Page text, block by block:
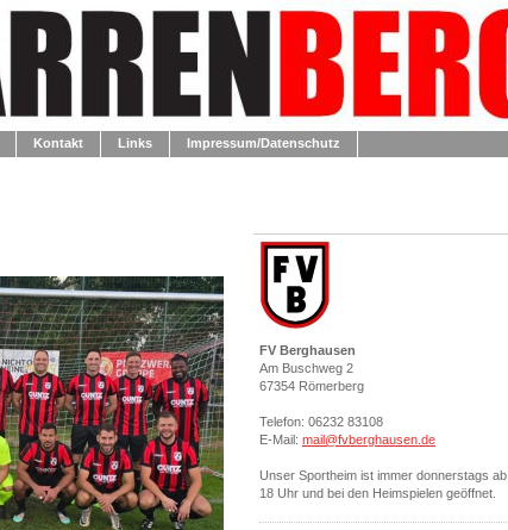
Kontakt Links Impressum/Datenschutz
FV Berghausen
Am Buschweg 2
67354 Römerberg
Telefon: 06232 83108
E-Mail: mail@fvberghausen.de
Unser Sportheim ist immer donnerstags ab
18 Uhr und bei den Heimspielen geöffnet.